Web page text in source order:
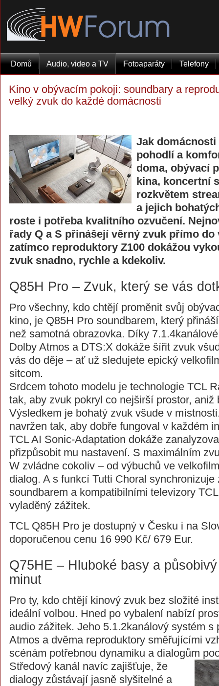
Domů Audio, video a TV Fotoaparáty Telefony
Kino v obývacím pokoji: soundbary a
velký zvuk do každé domácnosti
Jak
pohodlí a
doma, obývací
kina, koncertní
rozkvětem
a jejich
roste i potřeba kvalitního ozvučení.
řady Q a S přinášejí věrný zvuk přímo do
zatímco reproduktory Z100 dokážou
zvuk snadno, rychle a kdekoliv.
Q85H Pro – Zvuk, který se vás
Pro všechny, kdo chtějí proměnit svůj
kino, je Q85H Pro soundbarem, který
než samotná obrazovka. Díky
Dolby Atmos a DTS:X dokáže šířit zvuk
vás do děje – ať už sledujete epický
sitcom.
Srdcem tohoto modelu je technologie TCL
tak, aby zvuk pokryl co nejširší prostor, aniž
Výsledkem je bohatý zvuk všude v
navržen tak, aby dobře fungoval v každém
TCL AI Sonic-Adaptation dokáže
přizpůsobit mu nastavení. S maximálním
W zvládne cokoliv – od výbuchů ve
dialog. A s funkcí Tutti Choral synchronizuje
soundbarem a kompatibilními televizory
vyladěný zážitek.
TCL Q85H Pro je dostupný v Česku i na
doporučenou cenu 16 990 Kč/ 679 Eur.
Q75HE – Hluboké basy a
minut
Pro ty, kdo chtějí kinový zvuk bez složité
ideální volbou. Hned po vybalení nabízí
audio zážitek. Jeho 5.1.2kanálový systém s
Atmos a dvěma reproduktory směřujícími
scénám potřebnou dynamiku a dialogům
Středový kanál navíc zajišťuje, že
dialogy zůstávají jasně slyšitelné a